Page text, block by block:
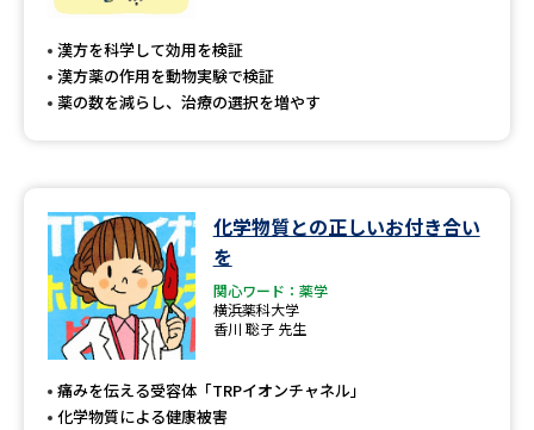
漢方を科学して効用を検証
漢方薬の作用を動物実験で検証
薬の数を減らし、治療の選択を増やす
化学物質との正しいお付き合い
を
関心ワード：薬学
横浜薬科大学
香川 聡子 先生
痛みを伝える受容体「TRPイオンチャネル」
化学物質による健康被害